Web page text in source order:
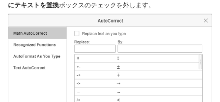
にテキストを置換ボックスのチェックを外します。